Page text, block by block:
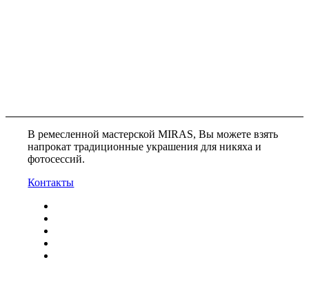
В ремесленной мастерской MIRAS, Вы можете взять
напрокат традиционные украшения для никяха и
фотосессий.
Контакты